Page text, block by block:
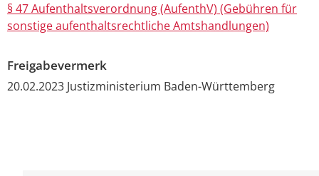
§ 47 Aufenthaltsverordnung (AufenthV) (Gebühren für
sonstige aufenthaltsrechtliche Amtshandlungen)
Freigabevermerk
20.02.2023 Justizministerium Baden-Württemberg